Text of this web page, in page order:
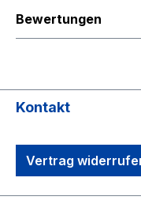
Bewertungen
Kontakt
Vertrag